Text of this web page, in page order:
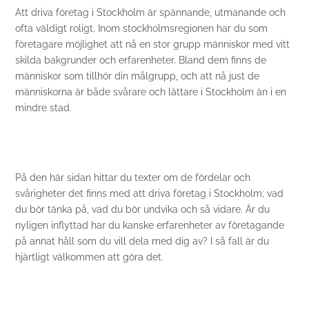
Att driva företag i Stockholm är spännande, utmanande och
ofta väldigt roligt. Inom stockholmsregionen har du som
företagare möjlighet att nå en stor grupp människor med vitt
skilda bakgrunder och erfarenheter. Bland dem finns de
människor som tillhör din målgrupp, och att nå just de
människorna är både svårare och lättare i Stockholm än i en
mindre stad.
På den här sidan hittar du texter om de fördelar och
svårigheter det finns med att driva företag i Stockholm; vad
du bör tänka på, vad du bör undvika och så vidare. Är du
nyligen inflyttad har du kanske erfarenheter av företagande
på annat håll som du vill dela med dig av? I så fall är du
hjärtligt välkommen att göra det.